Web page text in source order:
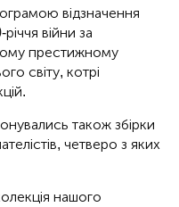
відзначення
війни за
престижному
світу, котрі
також збірки
четверо з яких
нашого